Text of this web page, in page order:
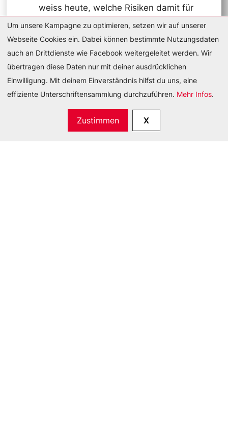
weiss heute, welche Risiken damit für
uns alle verbunden sind
Dagegen brauchen wir deine Unterschrift –
jetzt!
Nur wenn der Bundesrat spürt, dass die
Schweizer Bevölkerung volle Transparenz
Schweiz in einen schädlichen Deal gedrängt
Um unsere Kampagne zu optimieren, setzen wir auf unserer
Webseite Cookies ein. Dabei können bestimmte Nutzungsdaten
auch an Drittdienste wie Facebook weitergeleitet werden. Wir
übertragen diese Daten nur mit deiner ausdrücklichen
Einwilligung. Mit deinem Einverständnis hilfst du uns, eine
effiziente Unterschriftensammlung durchzuführen. Mehr Infos.
Zustimmen X